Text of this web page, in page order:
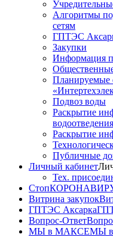
Алгоритмы
сетям
ГПТЭС
Закупки
Информация
Планируемые
Подвоз воды
Раскрытие
водоотведения
Раскрытие
Публичные
Личный кабинет
Тех.
Витрина закупок
ГПТЭС Аксарка
Вопрос-Ответ
МЫ в МАКСЕМЫ